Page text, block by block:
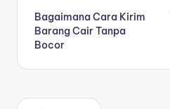
Bagaimana Cara Kirim
Barang Cair Tanpa
Bocor